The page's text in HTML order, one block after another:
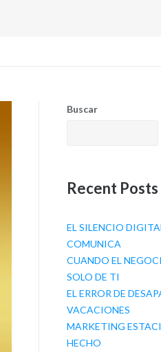
Buscar
Recent Posts
EL SILENCIO
COMUNICA
CUANDO EL
SOLO DE TI
EL ERROR DE
VACACIONES
MARKETING
HECHO